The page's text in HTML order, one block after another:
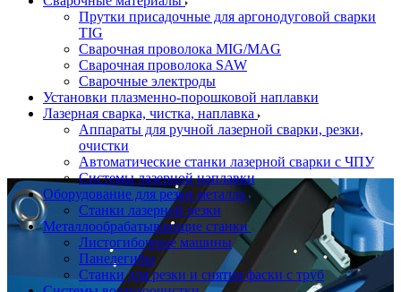
Прутки присадочные для аргонодуговой сварки
TIG
Сварочная проволока MIG/MAG
Сварочная проволока SAW
Сварочные электроды
Установки плазменно-порошковой наплавки
Лазерная сварка, чистка, наплавка
Аппараты для ручной лазерной сварки, резки,
очистки
Автоматические станки лазерной сварки с ЧПУ
Системы лазерной наплавки
Оборудование для резки металла
Станки лазерной резки
Металлообрабатывающие станки
Листогибочные машины
Панелегибы
Станки для резки и снятия фаски с труб